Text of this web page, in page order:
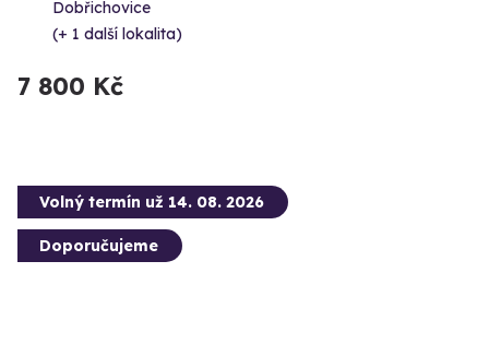
Dobřichovice
(+ 1 další lokalita)
7 800 Kč
Volný termín už 14. 08. 2026
Doporučujeme